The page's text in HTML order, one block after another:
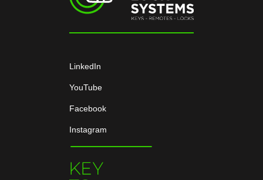
LinkedIn
YouTube
Facebook
Instagram